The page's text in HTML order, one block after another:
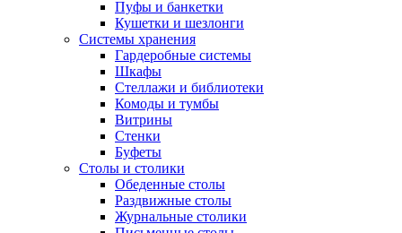
Пуфы и банкетки
Кушетки и шезлонги
Системы хранения
Гардеробные системы
Шкафы
Стеллажи и библиотеки
Комоды и тумбы
Витрины
Стенки
Буфеты
Столы и столики
Обеденные столы
Раздвижные столы
Журнальные столики